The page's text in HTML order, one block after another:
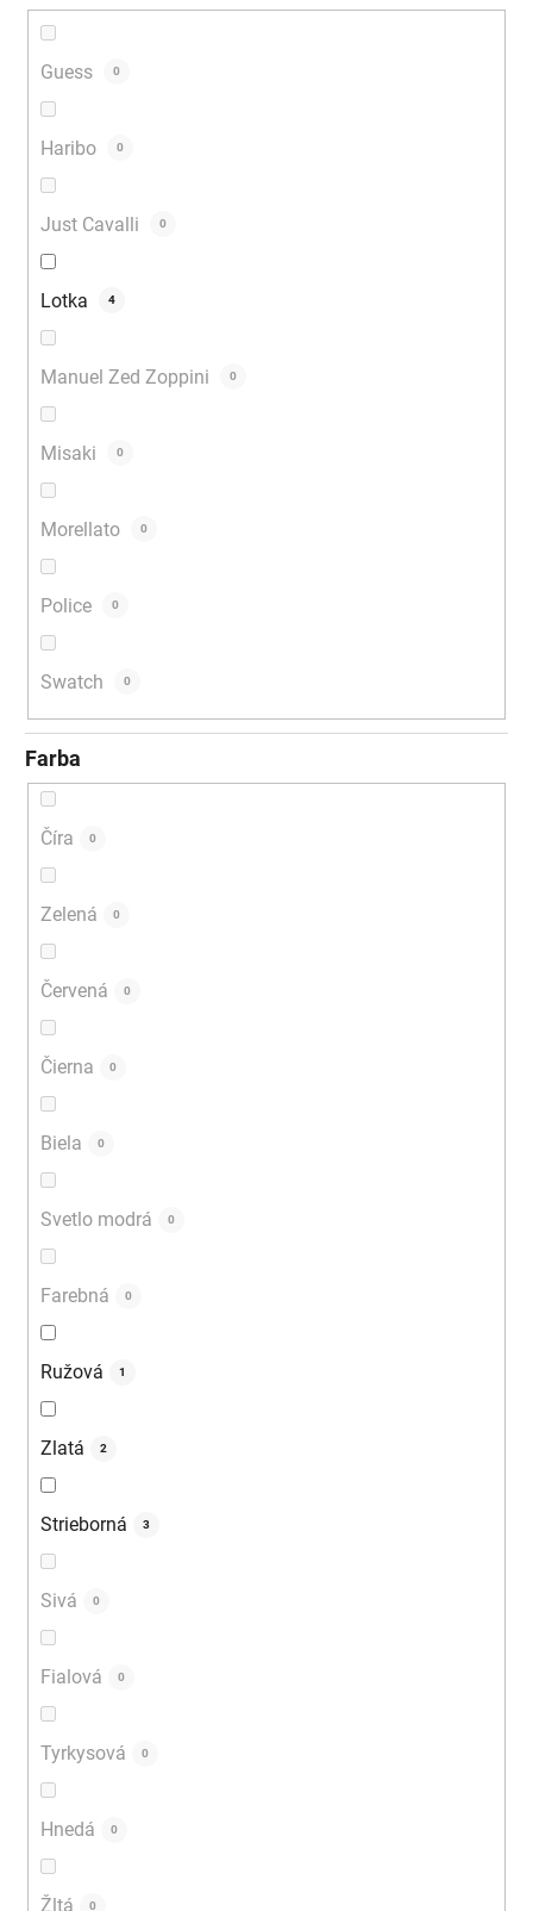
Guess 0
Haribo 0
Just Cavalli 0
Lotka 4
Manuel Zed Zoppini 0
Misaki 0
Morellato 0
Police 0
Swatch 0
Farba
Číra 0
Zelená 0
Červená 0
Čierna 0
Biela 0
Svetlo modrá 0
Farebná 0
Ružová 1
Zlatá 2
Strieborná 3
Sivá 0
Fialová 0
Tyrkysová 0
Hnedá 0
Žltá 0